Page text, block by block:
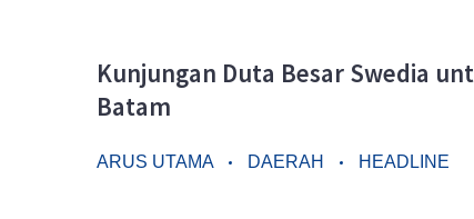
Kunjungan Duta Besar Swedia
Batam
ARUS UTAMA DAERAH HEADLINE